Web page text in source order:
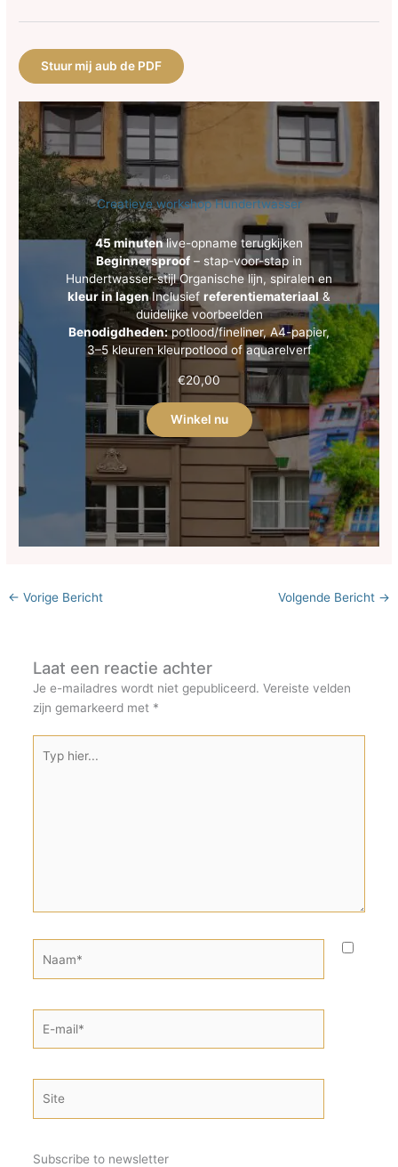
Stuur mij aub de PDF
Creatieve workshop Hundertwasser
45 minutenlive-opname terugkijken
Beginnersproof – stap-voor-stap in
Hundertwasser-stijl Organische lijn, spiralen en
kleur in lagenInclusief referentiemateriaal&
duidelijke voorbeelden
Benodigdheden:potlood/fineliner, A4-papier,
3–5 kleuren kleurpotlood of aquarelverf
€20,00
Winkel nu
← Vorige Bericht Volgende Bericht →
Laat een reactie achter
Je e-mailadres wordt niet gepubliceerd. Vereiste velden
zijn gemarkeerd met *
hier...
mail*
Subscribe to newsletter